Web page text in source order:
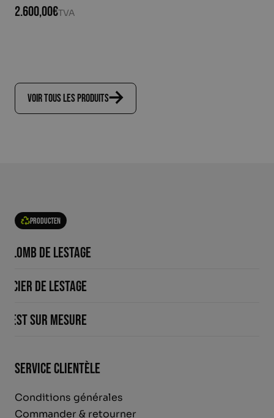
2.600,00€TVA
Voir tous les produits
Producten
Plomb de lestage
Acier de lestage
Lest sur mesure
Service clientèle
Conditions générales
Commander & retourner